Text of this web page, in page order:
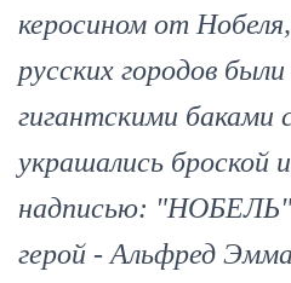
керосином от
русских городов
гигантскими баками
украшались броской
надписью:
герой - Альфред